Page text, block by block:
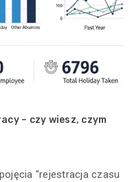
– czy wiesz, czym
"rejestracja czasu